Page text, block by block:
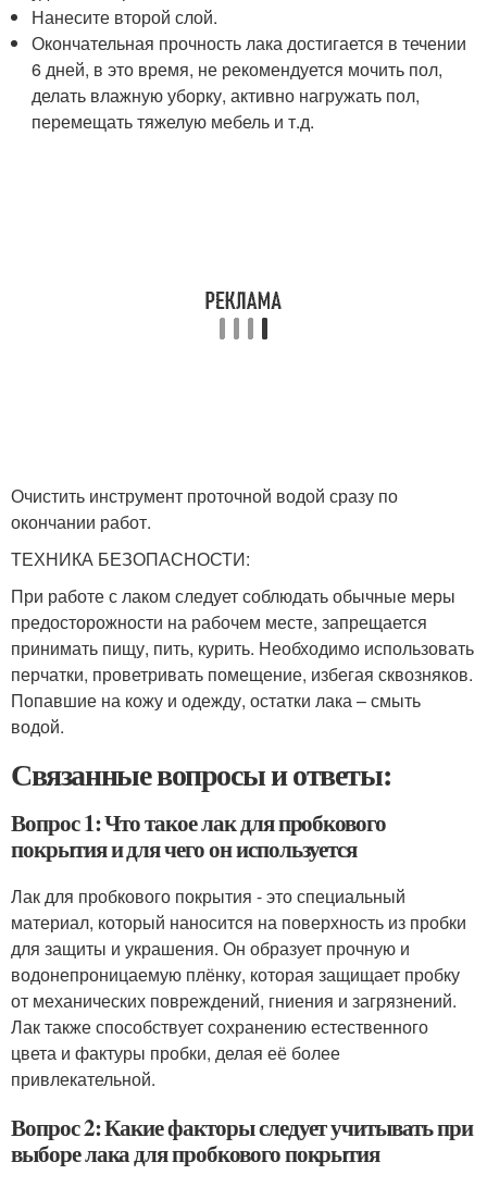
Нанесите второй слой.
Окончательная прочность лака достигается в течении
6 дней, в это время, не рекомендуется мочить пол,
делать влажную уборку, активно нагружать пол,
перемещать тяжелую мебель и т.д.
Очистить инструмент проточной водой сразу по
окончании работ.
ТЕХНИКА БЕЗОПАСНОСТИ:
При работе с лаком следует соблюдать обычные меры
предосторожности на рабочем месте, запрещается
принимать пищу, пить, курить. Необходимо использовать
перчатки, проветривать помещение, избегая сквозняков.
Попавшие на кожу и одежду, остатки лака – смыть
водой.
Связанные вопросы и ответы:
Вопрос 1: Что такое лак для пробкового
покрытия и для чего он используется
Лак для пробкового покрытия - это специальный
материал, который наносится на поверхность из пробки
для защиты и украшения. Он образует прочную и
водонепроницаемую плёнку, которая защищает пробку
от механических повреждений, гниения и загрязнений.
Лак также способствует сохранению естественного
цвета и фактуры пробки, делая её более
привлекательной.
Вопрос 2: Какие факторы следует учитывать при
выборе лака для пробкового покрытия